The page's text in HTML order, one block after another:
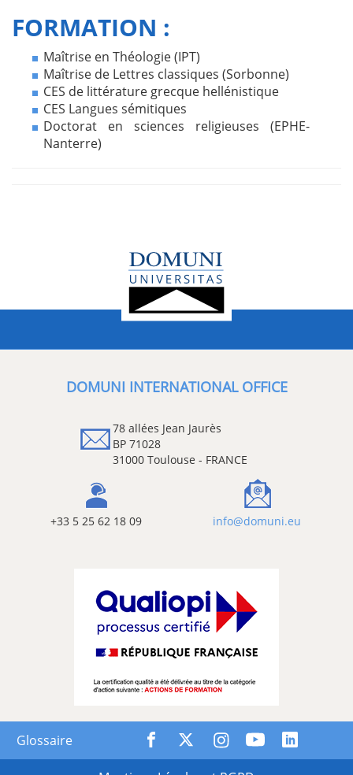
FORMATION :
Maîtrise en Théologie (IPT)
Maîtrise de Lettres classiques (Sorbonne)
CES de littérature grecque hellénistique
CES Langues sémitiques
Doctorat en sciences religieuses (EPHE-
Nanterre)
DOMUNI INTERNATIONAL OFFICE
78 allées Jean Jaurès
BP 71028
31000 Toulouse - FRANCE
+33 5 25 62 18 09 info@domuni.eu
Glossaire